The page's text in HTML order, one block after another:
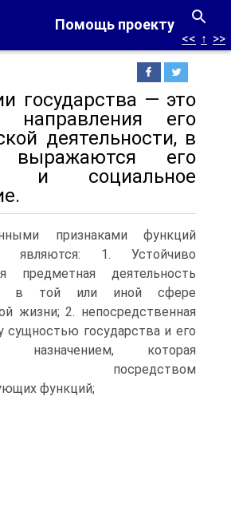
Помощь проекту
<< ↑ >>
государства — это
направления его
деятельности, в
выражаются его
и социальное
признаками функций
являются: 1. Устойчиво
предметная деятельность
в той или иной сфере
жизни; 2. непосредственная
сущностью государства и его
назначением, которая
посредством
функций;